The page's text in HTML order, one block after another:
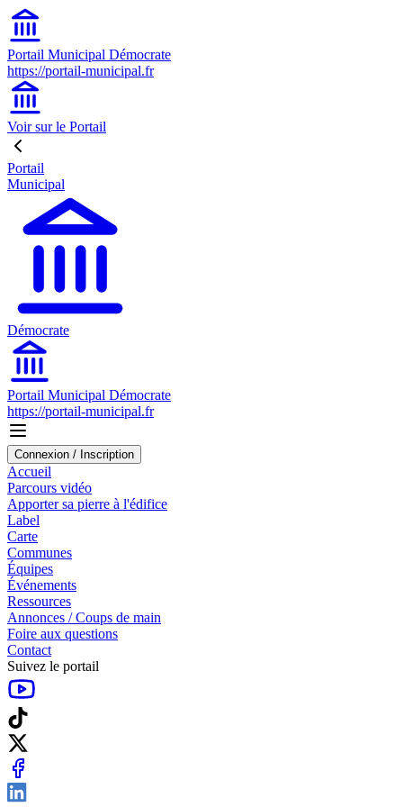
Portail Municipal Démocrate
https://portail-municipal.fr
Voir sur le Portail
Portail
Municipal
Démocrate
Portail Municipal Démocrate
https://portail-municipal.fr
Connexion / Inscription
Accueil
Parcours vidéo
Apporter sa pierre à l'édifice
Label
Carte
Communes
Équipes
Événements
Ressources
Annonces / Coups de main
Foire aux questions
Contact
Suivez le portail